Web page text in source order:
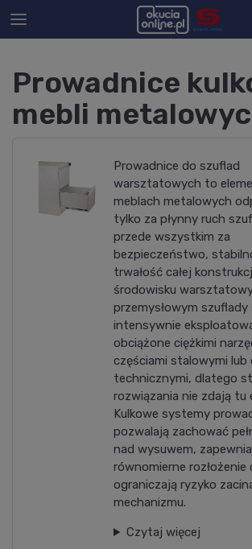
Prowadnice
mebli
Prowadnice do szuflad
warsztatowych to
meblach metalowych
tylko za płynny ruch
przede wszystkim za
bezpieczeństwo,
trwałość całej
środowisku
przemysłowym szuflady
intensywnie
obciążone ciężkimi
częściami stalowymi lub
technicznymi, dlatego
rozwiązania nie zdają tu
Kulkowe systemy
pozwalają zachować
nad wysuwem,
równomierne rozłożenie
ograniczają ryzyko
mechanizmu.
Czytaj więcej